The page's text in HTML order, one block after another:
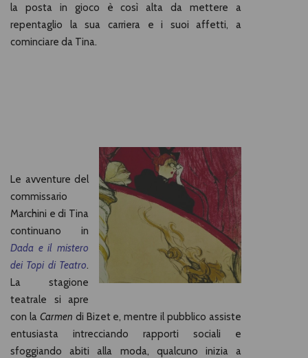
la posta in gioco è così alta da mettere a
repentaglio la sua carriera e i suoi affetti, a
cominciare da Tina.
Le avventure del
commissario
Marchini e di Tina
continuano in
Dada e il mistero
dei Topi di Teatro.
La stagione
teatrale si apre
con la Carmen di Bizet e, mentre il pubblico assiste
entusiasta intrecciando rapporti sociali e
sfoggiando abiti alla moda, qualcuno inizia a